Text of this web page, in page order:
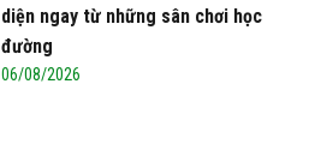
diện ngay từ những sân chơi học
đường
06/08/2026